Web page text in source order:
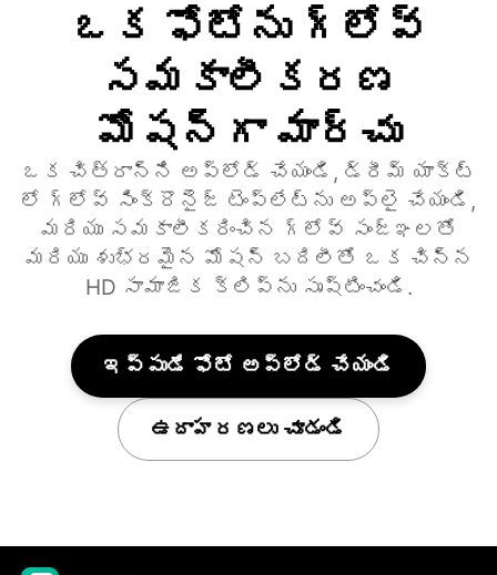
ఒక ఫోటోను గ్లోవ్
సమకాలీకరణ
మోషన్గా మార్చు
ఒక చిత్రాన్ని అప్లోడ్ చేయండి, డ్రీమ్ యాక్ట్
లో గ్లోవ్ సింక్రొనైజ్ టెంప్లేట్ను అప్లై చేయండి,
మరియు సమకాలీకరించిన గ్లోవ్ సంజ్ఞలతో
మరియు శుభ్రమైన మోషన్ బదిలీతో ఒక చిన్న
HD సామాజిక క్లిప్ను సృష్టించండి.
ఇప్పుడే ఫోటో అప్‌లోడ్ చేయండి
ఉదాహరణలు చూడండి